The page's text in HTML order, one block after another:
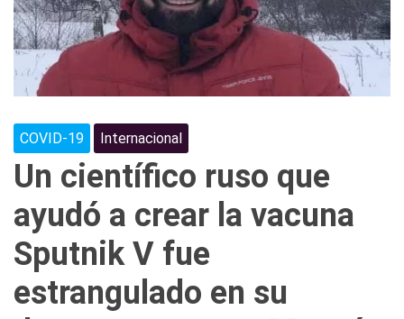
COVID-19 Internacional
Un científico ruso que
ayudó a crear la vacuna
Sputnik V fue
estrangulado en su